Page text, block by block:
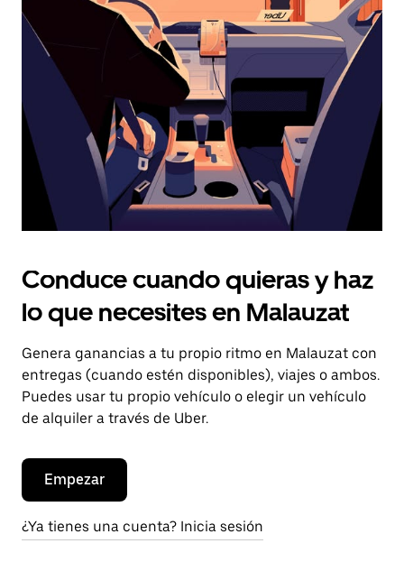
el
botón
escape
el
calendario.
Conduce cuando quieras y haz
lo que necesites en Malauzat
Genera ganancias a tu propio ritmo en Malauzat con
entregas (cuando estén disponibles), viajes o ambos.
Puedes usar tu propio vehículo o elegir un vehículo
de alquiler a través de Uber.
Empezar
¿Ya tienes una cuenta? Inicia sesión